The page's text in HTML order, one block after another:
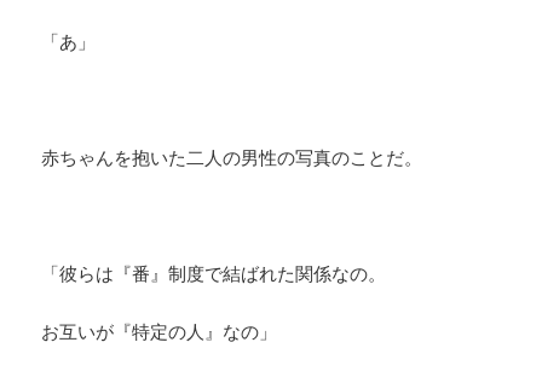
「あ」
赤ちゃんを抱いた二人の男性の写真のことだ。
「彼らは『番』制度で結ばれた関係なの。
お互いが『特定の人』なの」